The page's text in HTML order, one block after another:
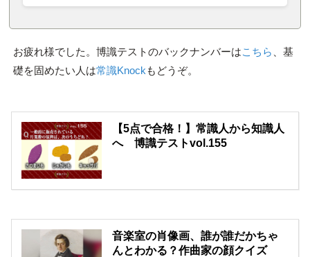
お疲れ様でした。博識テストのバックナンバーはこちら
、基
礎を固めたい人は常識Knock もどうぞ。
【5点で合格！】常識人から知識人
へ 博識テストvol.155
音楽室の肖像画、誰が誰だかちゃ
んとわかる？作曲家の顔クイズ